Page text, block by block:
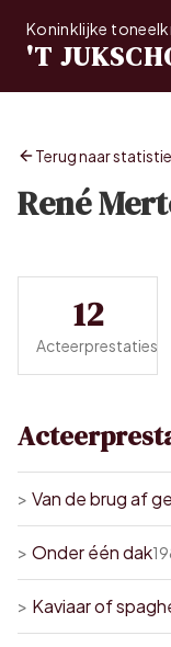
Koninklijke
'T
Terug naar
René
12
Acteerprestaties
> Van de brug af
> Onder één dak
> Kaviaar of